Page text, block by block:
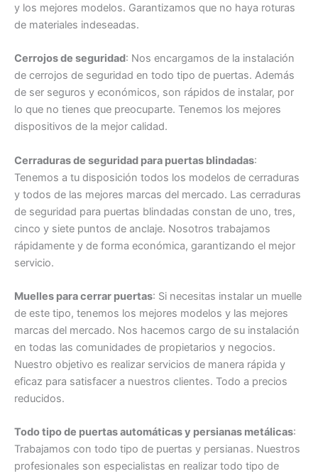
y los mejores modelos. Garantizamos que no haya roturas
de materiales indeseadas.
Cerrojos de seguridad: Nos encargamos de la instalación
de cerrojos de seguridad en todo tipo de puertas. Además
de ser seguros y económicos, son rápidos de instalar, por
lo que no tienes que preocuparte. Tenemos los mejores
dispositivos de la mejor calidad.
Cerraduras de seguridad para puertas blindadas:
Tenemos a tu disposición todos los modelos de cerraduras
y todos de las mejores marcas del mercado. Las cerraduras
de seguridad para puertas blindadas constan de uno, tres,
cinco y siete puntos de anclaje. Nosotros trabajamos
rápidamente y de forma económica, garantizando el mejor
servicio.
Muelles para cerrar puertas: Si necesitas instalar un muelle
de este tipo, tenemos los mejores modelos y las mejores
marcas del mercado. Nos hacemos cargo de su instalación
en todas las comunidades de propietarios y negocios.
Nuestro objetivo es realizar servicios de manera rápida y
eficaz para satisfacer a nuestros clientes. Todo a precios
reducidos.
Todo tipo de puertas automáticas y persianas metálicas:
Trabajamos con todo tipo de puertas y persianas. Nuestros
profesionales son especialistas en realizar todo tipo de